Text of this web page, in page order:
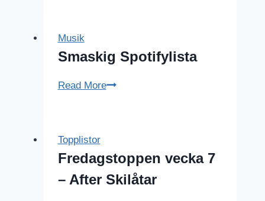
uteserveringarna
Musik
Smaskig Spotifylista
Read MoreSmaskig
Topplistor
Fredagstoppen vecka 7
– After Skilåtar